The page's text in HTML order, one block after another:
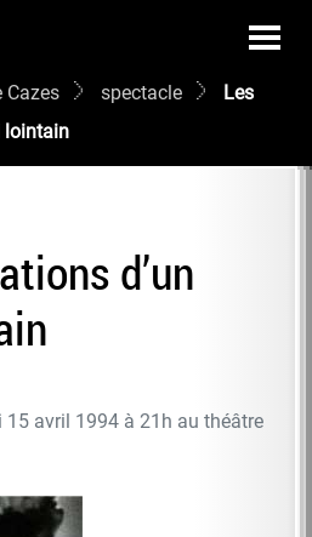
Cazes spectacle
Les
lointain
d’un
15 avril 1994 à 21h au théâtre